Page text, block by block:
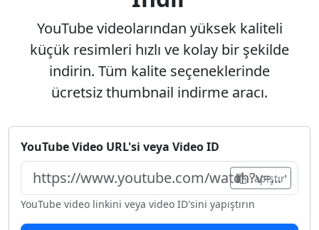
YouTube videolarından yüksek kaliteli
küçük resimleri hızlı ve kolay bir şekilde
indirin. Tüm kalite seçeneklerinde
ücretsiz thumbnail indirme aracı.
YouTube Video URL'si veya Video ID
Yapıştır
YouTube video linkini veya video ID'sini yapıştırın